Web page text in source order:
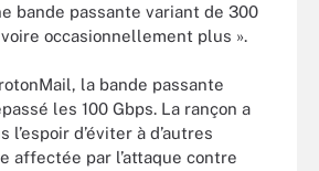
bande passante variant de 300
voire occasionnellement plus ».
la bande passante
les 100 Gbps. La rançon a
l’espoir d’éviter à d’autres
affectée par l’attaque contre